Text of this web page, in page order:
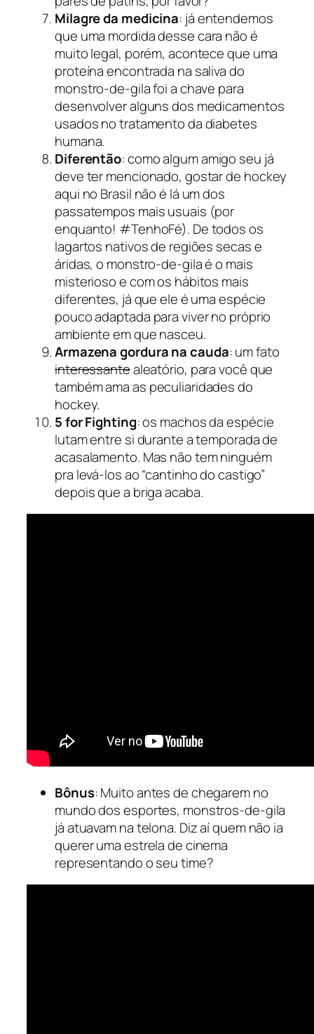
Milagre da medicina: já entendemos
que uma mordida desse cara não é
muito legal, porém, acontece que uma
proteína encontrada na saliva do
monstro-de-gila foi a chave para
desenvolver alguns dos medicamentos
usados no tratamento da diabetes
humana.
Diferentão: como algum amigo seu já
deve ter mencionado, gostar de hockey
aqui no Brasil não é lá um dos
passatempos mais usuais (por
enquanto! #TenhoFé). De todos os
lagartos nativos de regiões secas e
áridas, o monstro-de-gila é o mais
misterioso e com os hábitos mais
diferentes, já que ele é uma espécie
pouco adaptada para viver no próprio
ambiente em que nasceu.
Armazena gordura na cauda: um fato
interessantealeatório, para você que
também ama as peculiaridades do
hockey.
5 for Fighting: os machos da espécie
lutam entre si durante a temporada de
acasalamento. Mas não tem ninguém
pra levá-los ao “cantinho do castigo”
depois que a briga acaba.
Bônus: Muito antes de chegarem no
mundo dos esportes, monstros-de-gila
já atuavam na telona. Diz aí quem não ia
querer uma estrela de cinema
representando o seu time?